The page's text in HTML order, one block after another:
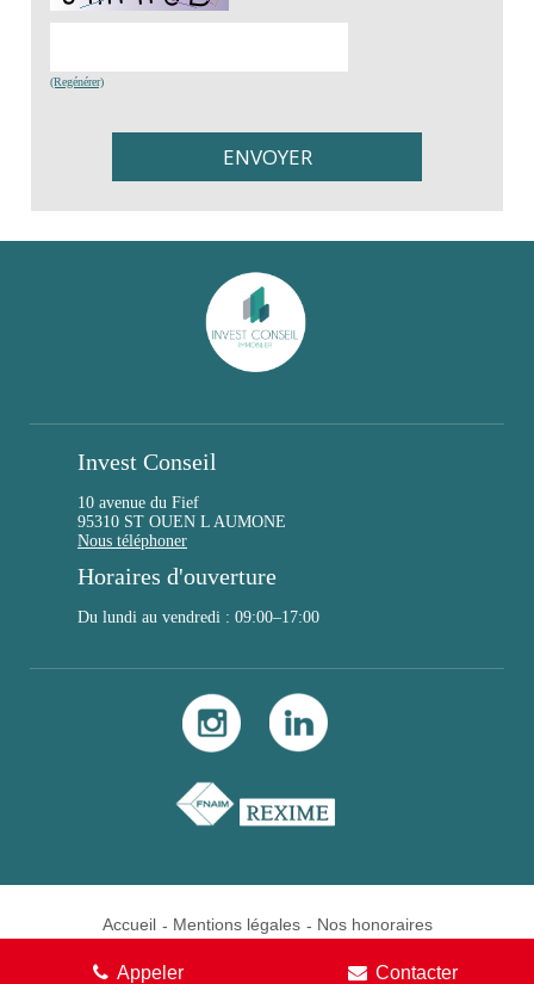
Appeler Contacter
(Regénérer)
Invest Conseil
10 avenue du Fief
95310 ST OUEN L AUMONE
Nous téléphoner
Horaires d'ouverture
Du lundi au vendredi : 09:00–17:00
Accueil Mentions légales Nos honoraires
Réalisation : La Fabrique